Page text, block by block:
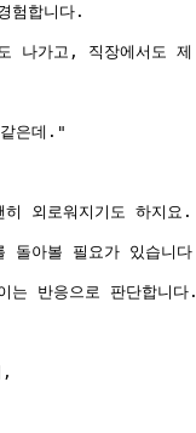
험합니다.
나가고, 직장에서도
은데."
외로워지기도 하지요.
돌아볼 필요가 있습니
는 반응으로 판단합니
,